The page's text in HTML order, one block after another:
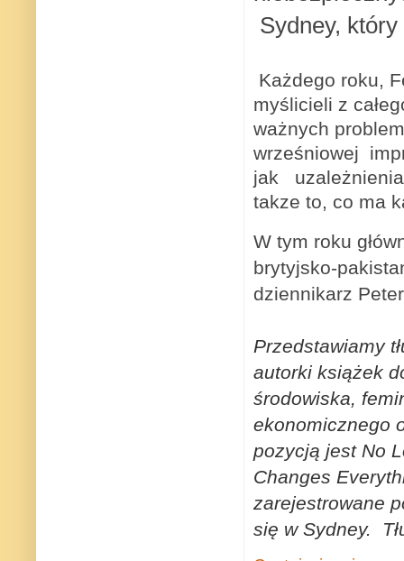
Sydney,
Każdego roku,
myślicieli z
ważnych
wrześniowej
jak
takze to, co ma
W tym roku
brytyjsko-
dziennikarz
Przedstawiamy
autorki książek
środowiska,
ekonomicznego
pozycją jest No
Changes
zarejestrowane
się w Sydney.